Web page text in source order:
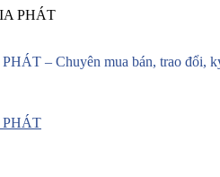
– Chuyên mua bán, trao đổi,